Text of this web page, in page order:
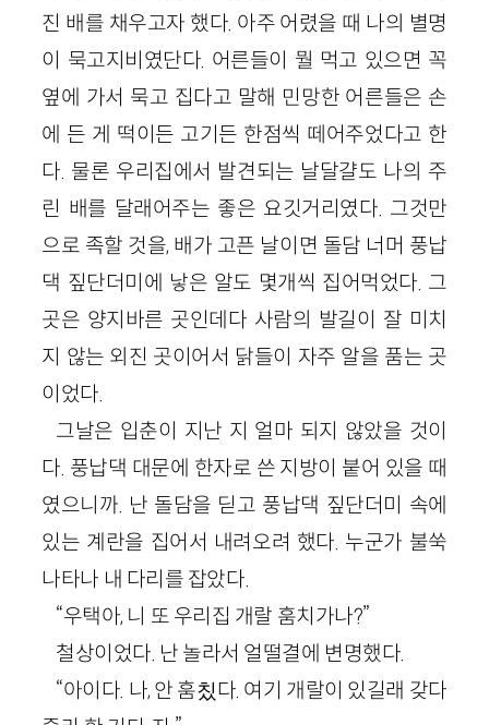
진 배를 채우고자 했다. 아주 어렸을 때 나의 별명
이 묵고지비였단다. 어른들이 뭘 먹고 있으면 꼭
옆에 가서 묵고 집다고 말해 민망한 어른들은 손
에 든 게 떡이든 고기든 한점씩 떼어주었다고 한
다. 물론 우리집에서 발견되는 날달걀도 나의 주
린 배를 달래어주는 좋은 요깃거리였다. 그것만
으로 족할 것을, 배가 고픈 날이면 돌담 너머 풍납
댁 짚단더미에 낳은 알도 몇개씩 집어먹었다. 그
곳은 양지바른 곳인데다 사람의 발길이 잘 미치
지 않는 외진 곳이어서 닭들이 자주 알을 품는 곳
이었다.
그날은 입춘이 지난 지 얼마 되지 않았을 것이
다. 풍납댁 대문에 한자로 쓴 지방이 붙어 있을 때
였으니까. 난 돌담을 딛고 풍납댁 짚단더미 속에
있는 계란을 집어서 내려오려 했다. 누군가 불쑥
나타나 내 다리를 잡았다.
“우택아, 니 또 우리집 개랄 훔치가나?”
철상이었다. 난 놀라서 얼떨결에 변명했다.
“아이다. 나, 안 훔칬다. 여기 개랄이 있길래 갖다